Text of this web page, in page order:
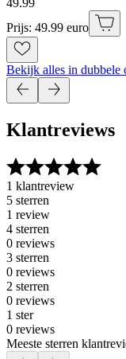
49.99
Prijs: 49.99 euro
Bekijk alles in dubbele
Klantreviews
1 klantreview
5 sterren
1 review
4 sterren
0 reviews
3 sterren
0 reviews
2 sterren
0 reviews
1 ster
0 reviews
Meeste sterren